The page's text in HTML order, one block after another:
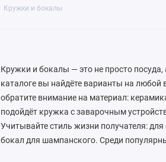
Кружки и бокалы
Кружки и бокалы — это не просто
каталоге вы найдёте варианты на любой
обратите внимание на материал:
подойдёт кружка с заварочным
Учитывайте стиль жизни получателя:
бокал для шампанского. Среди